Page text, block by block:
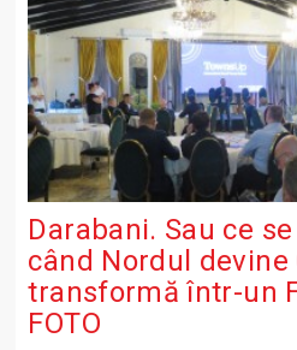
Darabani. Sau ce
când Nordul devine
transformă într-un
FOTO